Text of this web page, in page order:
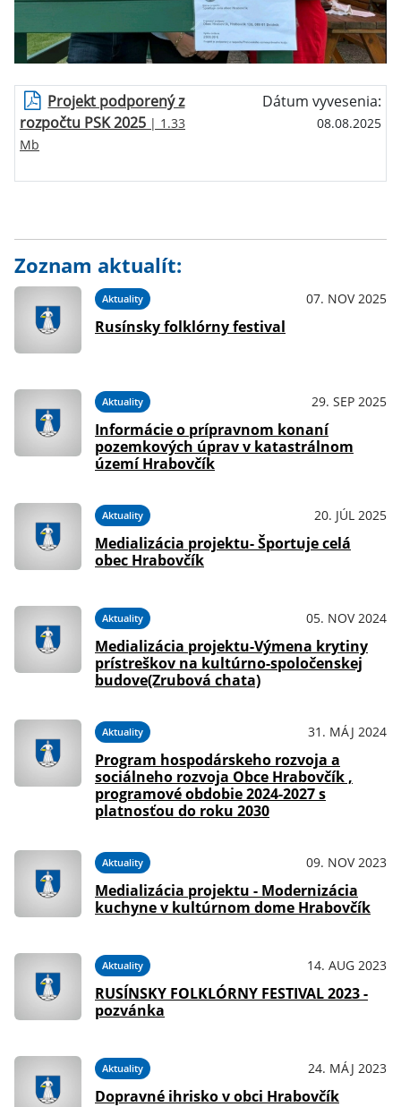
Projekt podporený z
rozpočtu PSK 2025 | 1.33
Mb
Dátum vyvesenia:
08.08.2025
Zoznam aktualít:
Aktuality 07. NOV 2025
Rusínsky folklórny festival
Aktuality 29. SEP 2025
Informácie o prípravnom konaní
pozemkových úprav v katastrálnom
území Hrabovčík
Aktuality 20. JÚL 2025
Medializácia projektu- Športuje celá
obec Hrabovčík
Aktuality 05. NOV 2024
Medializácia projektu-Výmena krytiny
prístreškov na kultúrno-spoločenskej
budove(Zrubová chata)
Aktuality 31. MÁJ 2024
Program hospodárskeho rozvoja a
sociálneho rozvoja Obce Hrabovčík ,
programové obdobie 2024-2027 s
platnosťou do roku 2030
Aktuality 09. NOV 2023
Medializácia projektu - Modernizácia
kuchyne v kultúrnom dome Hrabovčík
Aktuality 14. AUG 2023
RUSÍNSKY FOLKLÓRNY FESTIVAL 2023 -
pozvánka
Aktuality 24. MÁJ 2023
Dopravné ihrisko v obci Hrabovčík